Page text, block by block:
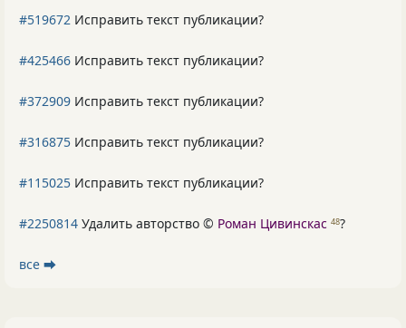
#519672 Исправить текст публикации?
#425466 Исправить текст публикации?
#372909 Исправить текст публикации?
#316875 Исправить текст публикации?
#115025 Исправить текст публикации?
#2250814 Удалить авторство © Роман Цивинскас 48?
все ⮕